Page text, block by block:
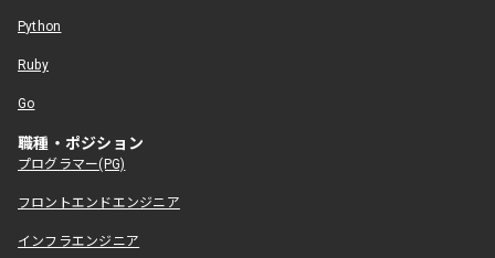
Python
Ruby
Go
職種・ポジション
プログラマー(PG)
フロントエンドエンジニア
インフラエンジニア